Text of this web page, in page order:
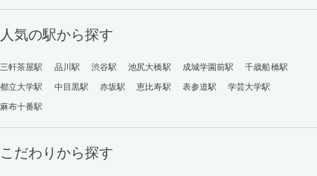
人気の駅から探す
三軒茶屋駅 品川駅 渋谷駅 池尻大橋駅 成城学園前駅
千歳船橋駅
都立大学駅
中目黒駅 赤坂駅 恵比寿駅 表参道駅
学芸大学駅
麻布十番駅
こだわりから探す